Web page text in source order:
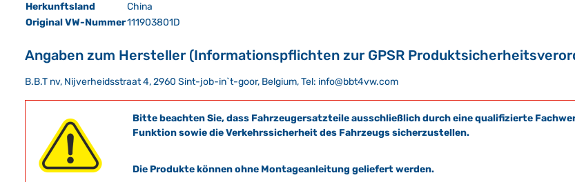
Herkunftsland
China
Original VW-Nummer111903801D
Angaben zum Hersteller (Informationspflichten zur GPSR
B.B.T nv, Nijverheidsstraat 4, 2960 Sint-job-in`t-goor, Belgium, Tel: info@bbt4vw.com
Bitte beachten Sie, dass Fahrzeugersatzteile ausschließlich durch eine qualifizierte
Funktion sowie die Verkehrssicherheit des Fahrzeugs sicherzustellen.
Die Produkte können ohne Montageanleitung geliefert werden.